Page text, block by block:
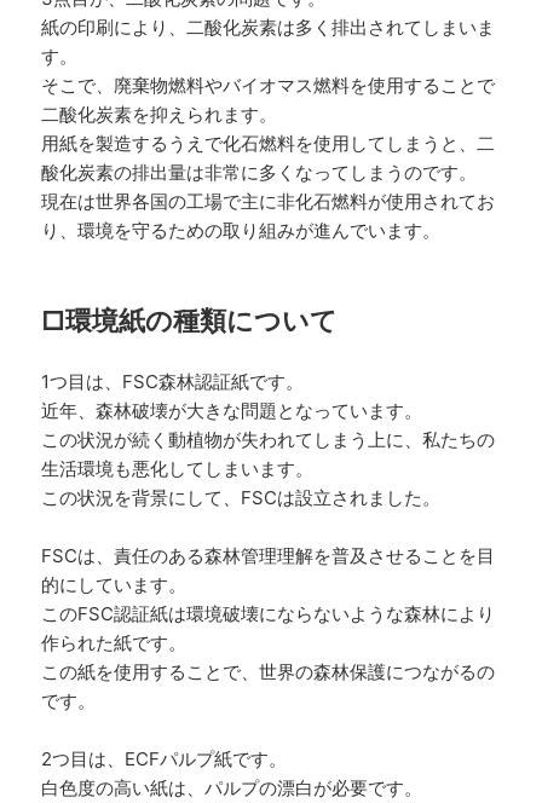
紙の印刷により、二酸化炭素は多く排出されてしまいま
す。
そこで、廃棄物燃料やバイオマス燃料を使用することで
二酸化炭素を抑えられます。
用紙を製造するうえで化石燃料を使用してしまうと、二
酸化炭素の排出量は非常に多くなってしまうのです。
現在は世界各国の工場で主に非化石燃料が使用されてお
り、環境を守るための取り組みが進んでいます。
□環境紙の種類について
1つ目は、FSC森林認証紙です。
近年、森林破壊が大きな問題となっています。
この状況が続く動植物が失われてしまう上に、私たちの
生活環境も悪化してしまいます。
この状況を背景にして、FSCは設立されました。
FSCは、責任のある森林管理理解を普及させることを目
的にしています。
このFSC認証紙は環境破壊にならないような森林により
作られた紙です。
この紙を使用することで、世界の森林保護につながるの
です。
2つ目は、ECFパルプ紙です。
白色度の高い紙は、パルプの漂白が必要です。